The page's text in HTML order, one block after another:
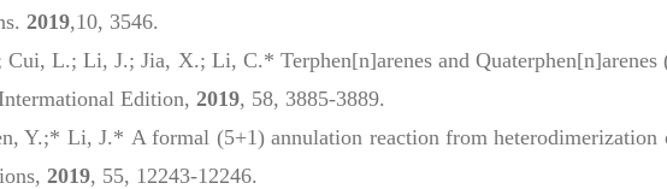
2019, 10, 3546.
L.; Li, J.; Jia, X.; Li, C.* Terphen[n]arenes and Quaterphen[n]arenes
Edition, 2019, 58, 3885-3889.
Y.;* Li, J.* A formal (5+1) annulation reaction from
, 2019, 55, 12243-12246.